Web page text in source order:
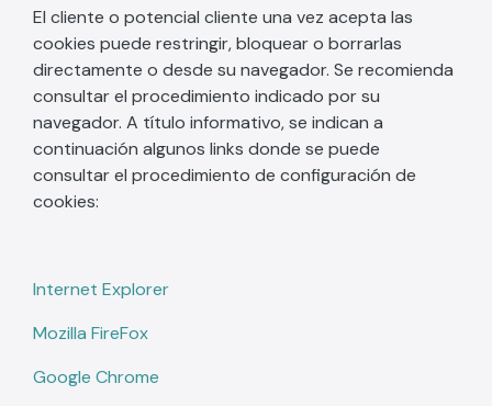
El cliente o potencial cliente una vez acepta las
cookies puede restringir, bloquear o borrarlas
directamente o desde su navegador. Se recomienda
consultar el procedimiento indicado por su
navegador. A título informativo, se indican a
continuación algunos links donde se puede
consultar el procedimiento de configuración de
cookies:
Internet Explorer
Mozilla FireFox
Google Chrome